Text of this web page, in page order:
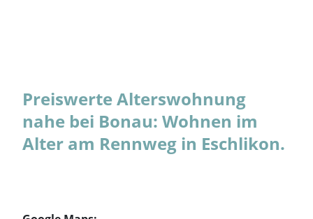
Preiswerte Alterswohnung
nahe bei Bonau: Wohnen im
Alter am Rennweg in Eschlikon.